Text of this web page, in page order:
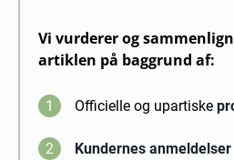
Vi vurderer og
artiklen på baggrund af:
1 Officielle og upartiske
2 Kundernes